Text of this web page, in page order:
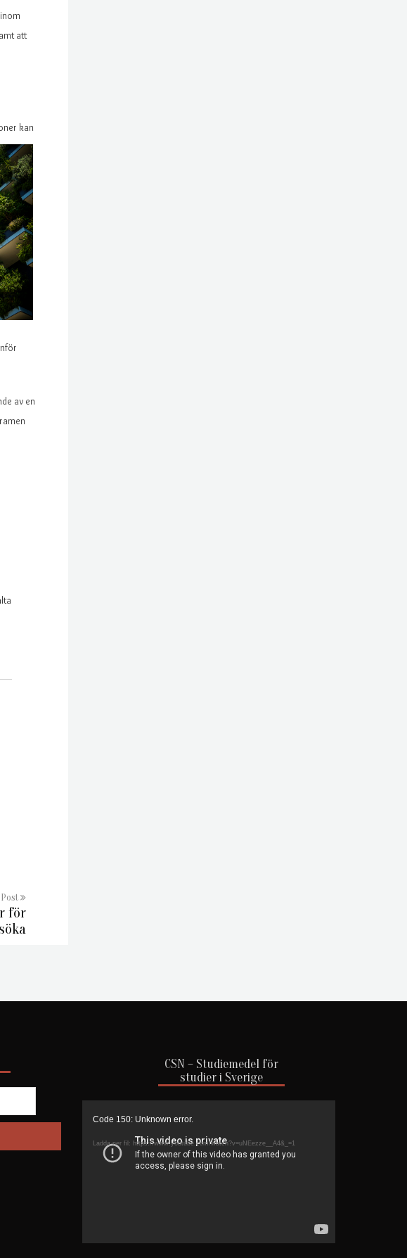
att
kan
av en
för
CSN – Studiemedel för
studier i Sverige
Code 150: Unknown error.
Ladda ner fil: https://www.youtube.com/watch?v=uNEezze__A4&_=1